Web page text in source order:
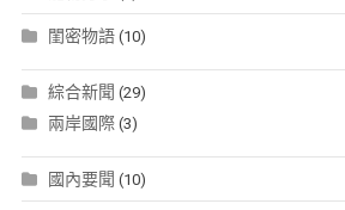
閨密物語(10)
綜合新聞 (29)
兩岸國際(3)
國內要聞 (10)